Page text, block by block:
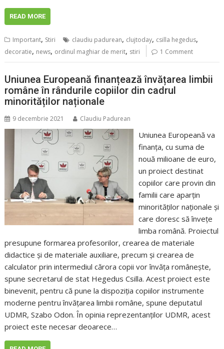
READ MORE
Important, Stiri claudiu padurean, clujtoday, csilla hegedus,
decoratie, news, ordinul maghiar de merit, stiri 1 Comment
Uniunea Europeană finanțează învățarea limbii
române în rândurile copiilor din cadrul
minorităților naționale
9 decembrie 2021 Claudiu Padurean
Uniunea Europeană va
finanța, cu suma de
nouă milioane de euro,
un proiect destinat
copiilor care provin din
familii care aparțin
minorităților naționale și
care doresc să învețe
limba română. Proiectul
presupune formarea profesorilor, crearea de materiale
didactice și de materiale auxiliare, precum și crearea de
calculator prin intermediul cărora copii vor învăța românește,
spune secretarul de stat Hegedus Csilla. Acest proiect este
binevenit, pentru că pune la dispoziția copiilor instrumente
moderne pentru învățarea limbii române, spune deputatul
UDMR, Szabo Odon. În opinia reprezentanților UDMR, acest
proiect este necesar deoarece…